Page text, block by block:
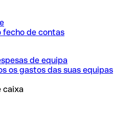
fecho de contas
de equipa
os gastos das suas equipas
caixa